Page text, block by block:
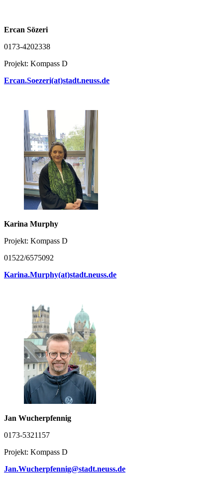
Ercan Sözeri
0173-4202338
Projekt: Kompass D
Ercan.Soezeri(at)stadt.neuss.de
Karina Murphy
Projekt: Kompass D
01522/6575092
Karina.Murphy(at)stadt.neuss.de
Jan Wucherpfennig
0173-5321157
Projekt: Kompass D
Jan.Wucherpfennig@stadt.neuss.de